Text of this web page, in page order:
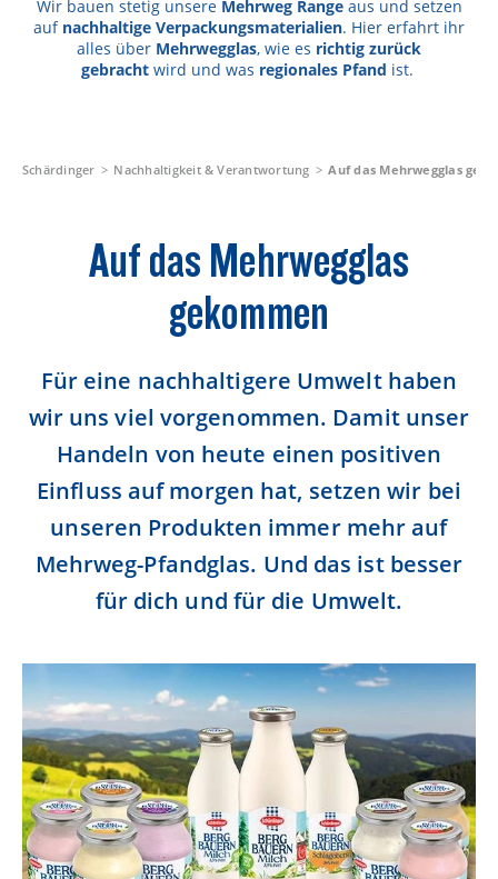
Rezepte
Schärdinger Foodblog
Käse & Wein Ratgeber
Nachhaltigkeit & Verantwortung
Auf das Mehrwegglas gekommen
Nachhaltigkeitsbericht
Lebensmittel sind kostbar!
Fairer Kakao bei Schärdinger
Über Schärdinger
Geschichte
Molkerei Märkte
Aktuelle Links
Karriere
Wir bauen stetig unsere Mehrweg Rangeaus und setzen
auf nachhaltige Verpackungsmaterialien. Hier erfahrt ihr
alles über Mehrwegglas, wie es richtig zurück
gebracht wird und was regionales Pfand ist.
Schärdinger Nachhaltigkeit & Verantwortung Auf das Mehrwegglas
Auf das Mehrwegglas
gekommen
Für eine nachhaltigere Umwelt haben
wir uns viel vorgenommen. Damit unser
Handeln von heute einen positiven
Einfluss auf morgen hat, setzen wir bei
unseren Produkten immer mehr auf
Mehrweg-Pfandglas. Und das ist besser
für dich und für die Umwelt.